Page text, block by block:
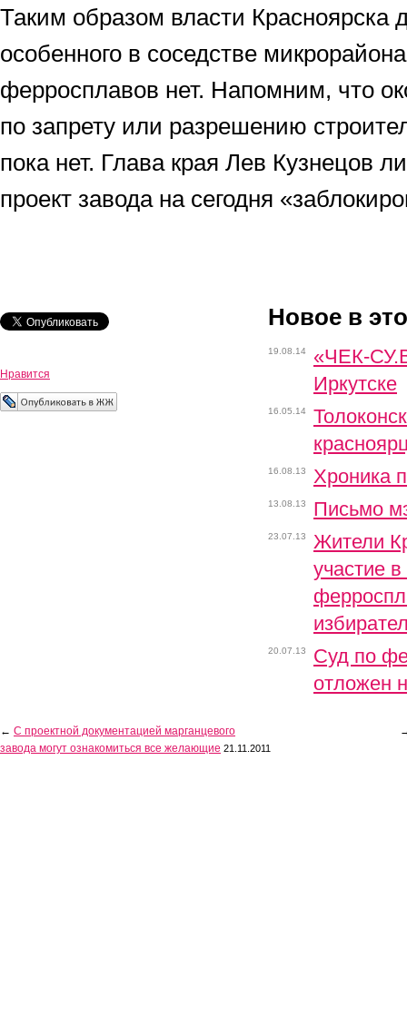
Таким образом власти Красноярска
особенного в соседстве
ферросплавов нет. Напомним, что
по запрету или разрешению
пока нет. Глава края Лев Кузнецов
проект завода на сегодня
Нравится
Новое в
19.08.14
«ЧЕК-
Иркутске
16.05.14
16.08.13 Хроника
13.08.13 Письмо
23.07.13
Жители
участие
20.07.13
Суд по
отложен
← С проектной документацией марганцевого
завода могут ознакомиться все желающие 21.11.2011